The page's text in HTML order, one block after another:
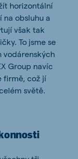
horizontální
na obsluhu a
však tak
To jsme se
vodárenských
Group navíc
firmě, což jí
světě.